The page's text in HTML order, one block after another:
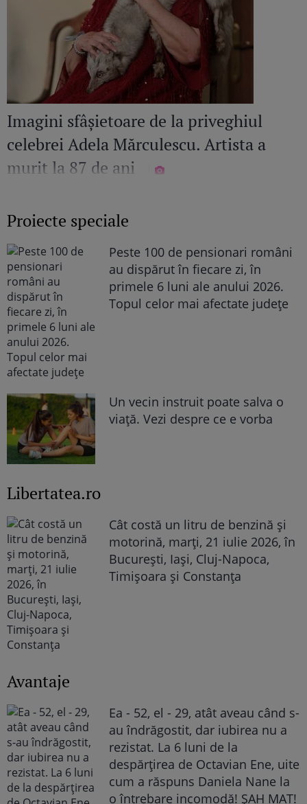
Imagini sfâșietoare de la priveghiul
celebrei Adela Mărculescu. Artista a
murit la 87 de ani
Proiecte speciale
Peste 100 de pensionari români
au dispărut în fiecare zi, în
primele 6 luni ale anului 2026.
Topul celor mai afectate județe
Un vecin instruit poate salva o
viață. Vezi despre ce e vorba
Libertatea.ro
Cât costă un litru de benzină și
motorină, marți, 21 iulie 2026, în
București, Iași, Cluj-Napoca,
Timișoara și Constanța
Avantaje
Ea - 52, el - 29, atât aveau când s-
au îndrăgostit, dar iubirea nu a
rezistat. La 6 luni de la
despărțirea de Octavian Ene, uite
cum a răspuns Daniela Nane la
o întrebare incomodă! ȘAH MAT!